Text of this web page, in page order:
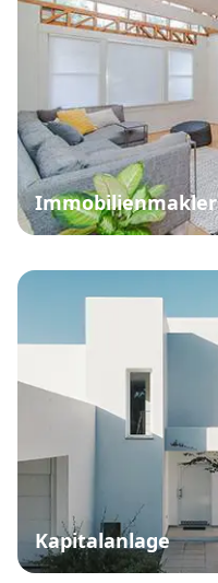
Immobilienmakler
Kapitalanlage